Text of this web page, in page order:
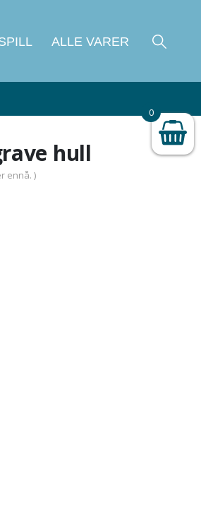
ALLE VARER
hull
ennå. )
0